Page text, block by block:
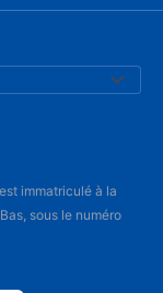
immatriculé à la
sous le numéro